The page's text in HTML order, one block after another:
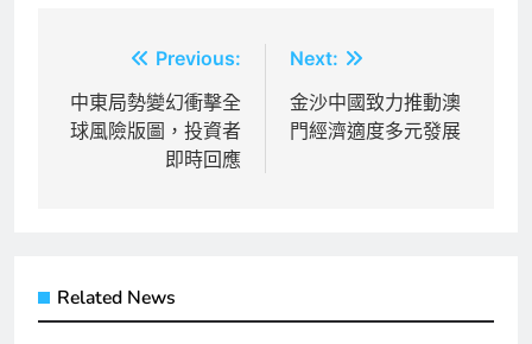
章
導
Previous:
中東局勢變幻衝擊全
球風險版圖，投資者
即時回應
Next:
金沙中國致力推動澳
門經濟適度多元發展
Related News